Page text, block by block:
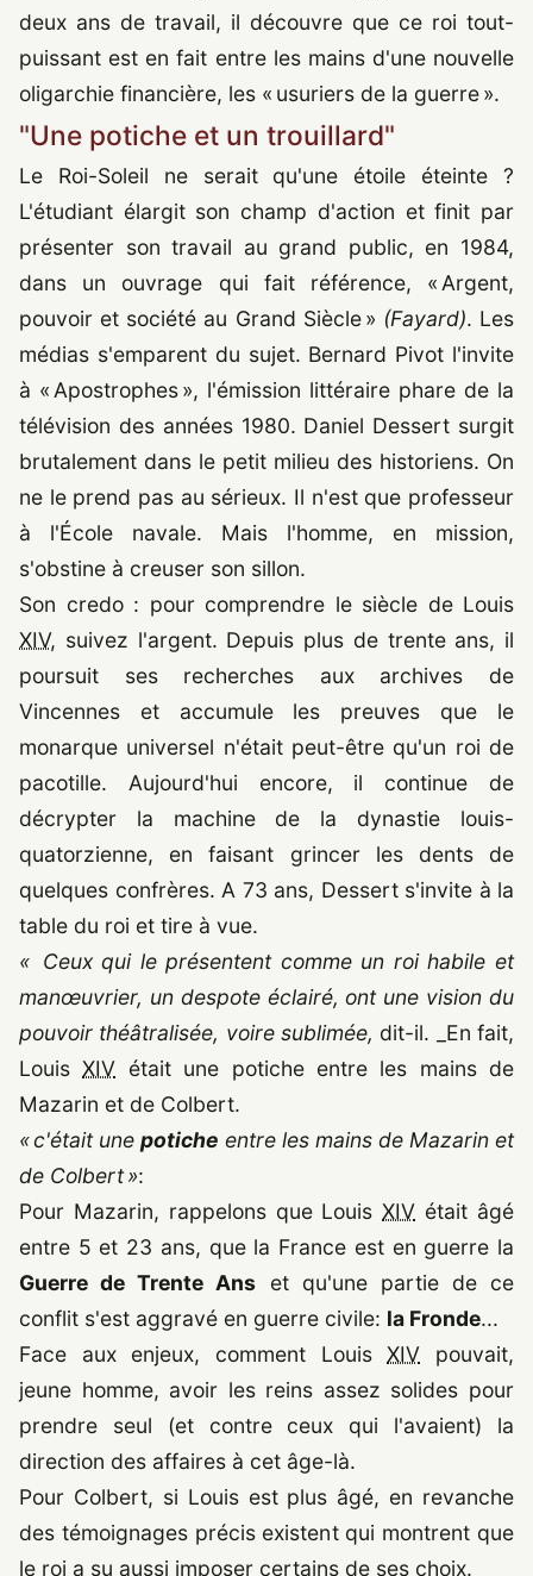
deux ans de travail, il découvre que ce roi tout-
puissant est en fait entre les mains d'une nouvelle
oligarchie financière, les « usuriers de la guerre ».
"Une potiche et un trouillard"
Le Roi-Soleil ne serait qu'une étoile éteinte ?
L'étudiant élargit son champ d'action et finit par
présenter son travail au grand public, en 1984,
dans un ouvrage qui fait référence, « Argent,
pouvoir et société au Grand Siècle » (Fayard). Les
médias s'emparent du sujet. Bernard Pivot l'invite
à « Apostrophes », l'émission littéraire phare de la
télévision des années 1980. Daniel Dessert surgit
brutalement dans le petit milieu des historiens. On
ne le prend pas au sérieux. Il n'est que professeur
à l'École navale. Mais l'homme, en mission,
s'obstine à creuser son sillon.
Son credo : pour comprendre le siècle de Louis
XIV, suivez l'argent. Depuis plus de trente ans, il
poursuit ses recherches aux archives de
Vincennes et accumule les preuves que le
monarque universel n'était peut-être qu'un roi de
pacotille. Aujourd'hui encore, il continue de
décrypter la machine de la dynastie louis-
quatorzienne, en faisant grincer les dents de
quelques confrères. A 73 ans, Dessert s'invite à la
table du roi et tire à vue.
« Ceux qui le présentent comme un roi habile et
manœuvrier, un despote éclairé, ont une vision du
pouvoir théâtralisée, voire sublimée, dit-il. _En fait,
LouisXIV était une potiche entre les mains de
Mazarin et de Colbert.
« c'était une potiche entre les mains de Mazarin et
de Colbert »:
Pour Mazarin, rappelons que LouisXIV était âgé
entre 5 et 23 ans, que la France est en guerre la
Guerre de Trente Ans et qu'une partie de ce
conflit s'est aggravé en guerre civile: la Fronde...
Face aux enjeux, comment LouisXIV pouvait,
jeune homme, avoir les reins assez solides pour
prendre seul (et contre ceux qui l'avaient) la
direction des affaires à cet âge-là.
Pour Colbert, si Louis est plus âgé, en revanche
des témoignages précis existent qui montrent que
le roi a su aussi imposer certains de ses choix.